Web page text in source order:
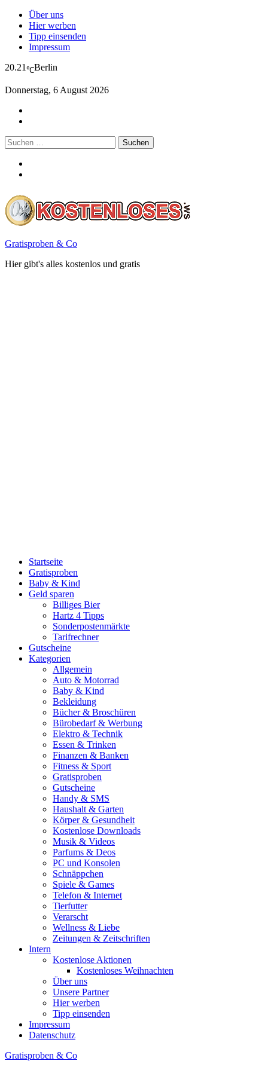
Über uns
Hier werben
Tipp einsenden
Impressum
20.21 ℃Berlin
Donnerstag, 6 August 2026
Suchen
nach:
Gratisproben & Co
Hier gibt's alles kostenlos und gratis
Startseite
Gratisproben
Baby & Kind
Geld sparen
Billiges Bier
Hartz 4 Tipps
Sonderpostenmärkte
Tarifrechner
Gutscheine
Kategorien
Allgemein
Auto & Motorrad
Baby & Kind
Bekleidung
Bücher & Broschüren
Bürobedarf & Werbung
Elektro & Technik
Essen & Trinken
Finanzen & Banken
Fitness & Sport
Gratisproben
Gutscheine
Handy & SMS
Haushalt & Garten
Körper & Gesundheit
Kostenlose Downloads
Musik & Videos
Parfums & Deos
PC und Konsolen
Schnäppchen
Spiele & Games
Telefon & Internet
Tierfutter
Verarscht
Wellness & Liebe
Zeitungen & Zeitschriften
Intern
Kostenlose Aktionen
Kostenloses Weihnachten
Über uns
Unsere Partner
Hier werben
Tipp einsenden
Impressum
Datenschutz
Gratisproben & Co